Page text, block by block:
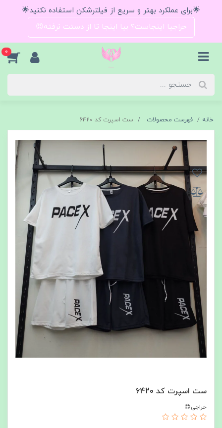
🌟برای عملکرد بهتر و سریع از فیلترشکن استفاده نکنید🌟
حراجیا اینجاست؟ بیا اینجا تا از دستت نرفته😍
0
خانه فهرست محصولات ست اسپرت کد 6420
ست اسپرت کد 6420
حراجی😍